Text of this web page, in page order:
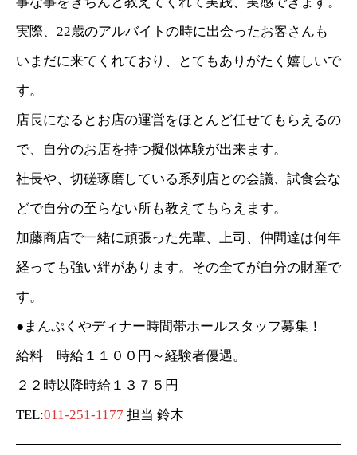
実際、22歳のアルバイトの時に出会ったお客さんも
いまだに来てくれており、とてもありがたく嬉しいで
す。
店長になるとお店の運営をほとんど任せてもらえるの
で、自分のお店を持つ擬似体験が出来ます。
社長や、切磋琢磨している系列店との会議、試食会な
どで自分の至らない所も教えてもらえます。
加藤商店で一緒に頑張った先輩、上司、仲間達は何年
経っても強い絆があります。その全てが自分の財産で
す。
●まんぷくやディナー時間帯ホールスタッフ募集！
給料 時給１１００円～経験者優遇。
２２時以降時給１３７５円
TEL:011-251-1177 担当 鈴木